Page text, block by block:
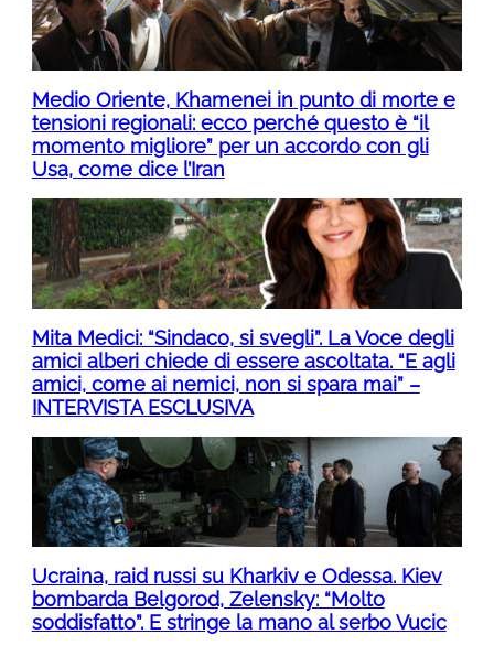
Medio Oriente, Khamenei in punto di morte e
tensioni regionali: ecco perché questo è “il
momento migliore” per un accordo con gli
Usa, come dice l’Iran
Mita Medici: “Sindaco, si svegli”. La Voce degli
amici alberi chiede di essere ascoltata. “E agli
amici, come ai nemici, non si spara mai” –
INTERVISTA ESCLUSIVA
Ucraina, raid russi su Kharkiv e Odessa. Kiev
bombarda Belgorod, Zelensky: “Molto
soddisfatto”. E stringe la mano al serbo Vucic